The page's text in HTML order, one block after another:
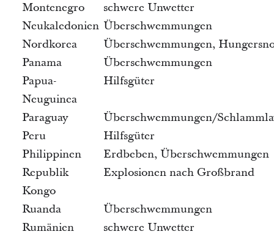
Montenegro
schwere Unwetter
Neukaledonien Überschwemmungen
Nordkorea
Überschwemmungen,
Panama
Überschwemmungen
Papua-
Neuguinea
Hilfsgüter
Paraguay
Überschwemmungen/
Peru
Hilfsgüter
Philippinen
Erdbeben, Überschwemmungen
Republik
Kongo
Explosionen nach Großbrand
Ruanda
Überschwemmungen
Rumänien
schwere Unwetter